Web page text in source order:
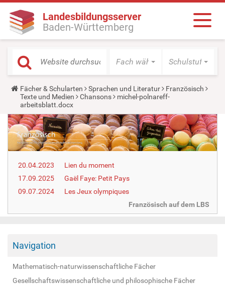
Landesbildungsserver
Baden-Württemberg
Fach wählen Schulstufe
Y
o
u
a
r
e
h
e
r
:
Fächer & Schularten Sprachen und Literatur
Französisch
Texte und Medien
Chansons
michel-polnareff-
arbeitsblatt.docx
20.04.2023
Lien du moment
17.09.2025
Gaël Faye: Petit Pays
09.07.2024
Les Jeux olympiques
Französisch auf dem LBS
Navigation
Mathematisch-naturwissenschaftliche Fächer
Gesellschaftswissenschaftliche und philosophische Fächer